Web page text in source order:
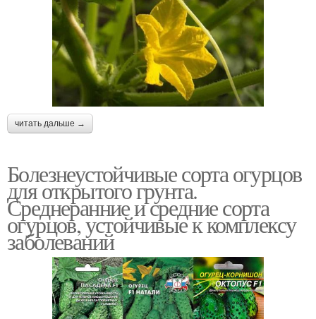
читать дальше →
Болезнеустойчивые сорта огурцов
для открытого грунта.
Среднеранние и средние сорта
огурцов, устойчивые к комплексу
заболеваний